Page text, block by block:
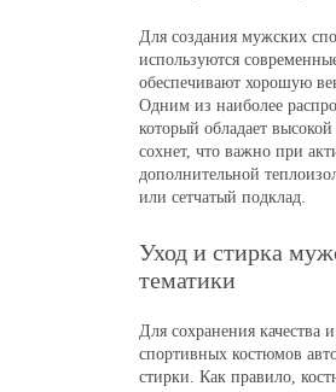
Для создания мужских
используются
обеспечивают хорошую
Одним из наиболее
который обладает
сохнет, что важно при
дополнительной
или сетчатый подклад.
Уход и стирка
тематики
Для сохранения
спортивных костюмов
стирки. Как правило,